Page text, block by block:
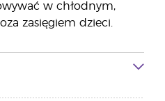
w chłodnym,
zasięgiem dzieci.